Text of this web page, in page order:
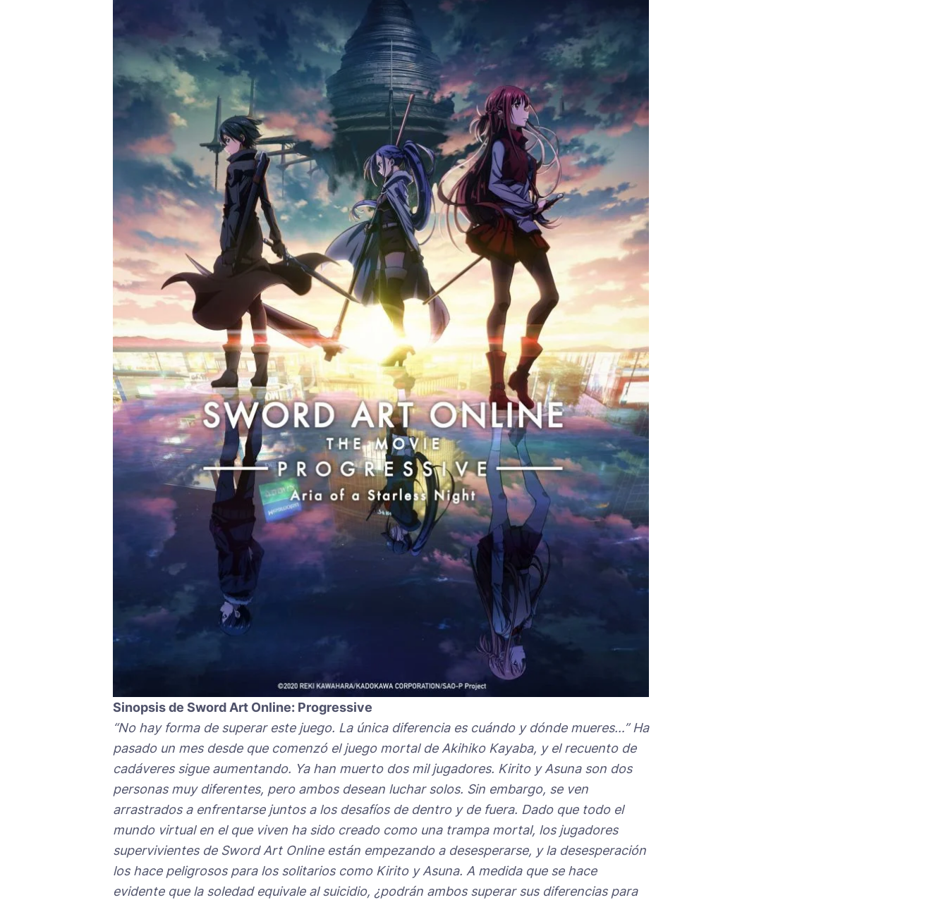
Sinopsis de Sword Art Online: Progressive
“No hay forma de superar este juego. La única diferencia es cuándo y dónde mueres…” Ha
pasado un mes desde que comenzó el juego mortal de Akihiko Kayaba, y el recuento de
cadáveres sigue aumentando. Ya han muerto dos mil jugadores. Kirito y Asuna son dos
personas muy diferentes, pero ambos desean luchar solos. Sin embargo, se ven
arrastrados a enfrentarse juntos a los desafíos de dentro y de fuera. Dado que todo el
mundo virtual en el que viven ha sido creado como una trampa mortal, los jugadores
supervivientes de Sword Art Online están empezando a desesperarse, y la desesperación
los hace peligrosos para los solitarios como Kirito y Asuna. A medida que se hace
evidente que la soledad equivale al suicidio, ¿podrán ambos superar sus diferencias para